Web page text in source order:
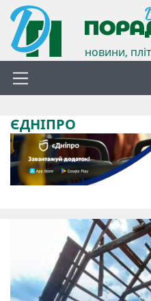
новини,
ЄДНІПРО